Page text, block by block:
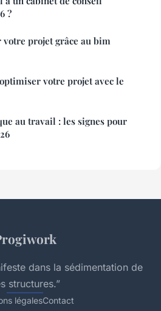
?
projet grâce au bim
votre projet avec le
au travail : les signes pour
dans la sédimentation de
structures.”
légalesContact